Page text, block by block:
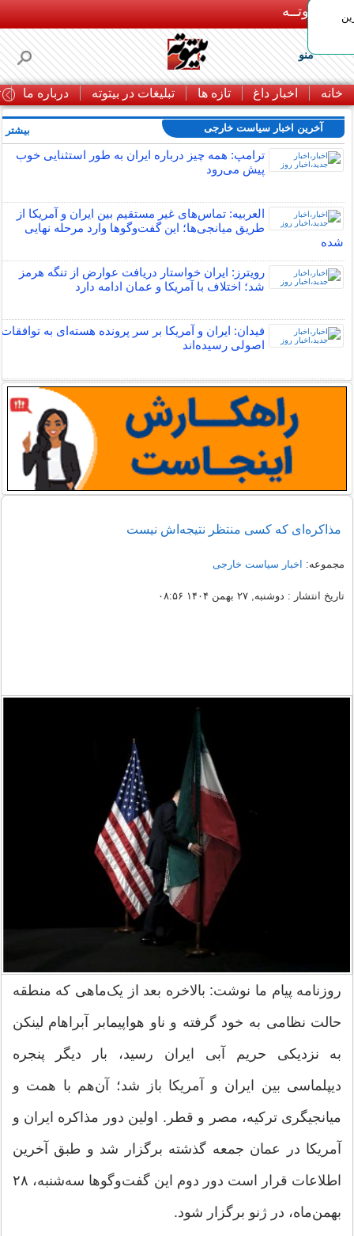
بـیتوتــه
منو
خانه اخبار داغ تازه ها تبلیغات در بیتوته درباره ما
آخرین اخبار سیاست خارجی
ترامپ: همه چیز درباره ایران به طور استثنایی خوب
پیش می‌رود
العربیه: تماس‌های غیر مستقیم بین ایران و آمریکا از
طریق میانجی‌ها؛ این گفت‌و‌گو‌ها وارد مرحله نهایی
شده
رویترز: ایران خواستار دریافت عوارض از تنگه هرمز
شد؛ اختلاف با آمریکا و عمان ادامه دارد
فیدان: ایران و آمریکا بر سر پرونده هسته‌ای به توافقات
اصولی رسیده‌اند
بیشتر
مذاکره‌ای که کسی منتظر نتیجه‌اش نیست
مجموعه: اخبار سیاست خارجی
تاریخ انتشار : دوشنبه, ۲۷ بهمن ۱۴۰۴ ۰۸:۵۶
روزنامه پیام ما نوشت: بالاخره بعد از یک‌ماهی که منطقه
حالت نظامی به خود گرفته و ناو هواپیمابر آبراهام لینکن
به نزدیکی حریم‌ آبی ایران رسید، بار دیگر پنجره
دیپلماسی بین ایران و آمریکا باز شد؛ آن‌هم با همت و
میانجیگری ترکیه، مصر و قطر. اولین دور مذاکره ایران و
آمریکا در عمان جمعه گذشته برگزار شد و طبق آخرین
اطلاعات قرار است دور دوم این گفت‌وگوها سه‌شنبه، ۲۸
بهمن‌ماه، در ژنو برگزار شود.